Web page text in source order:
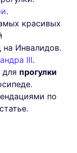
.
красивых
Инвалидов.
III.
для прогулки
по